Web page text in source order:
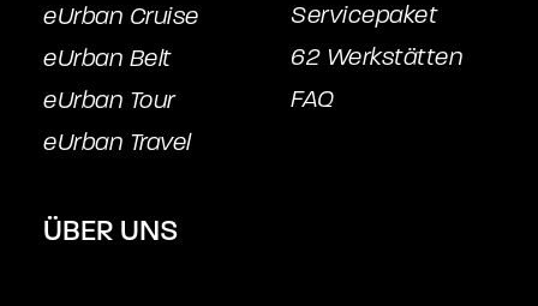
eUrban Cruise
eUrban Belt
eUrban Tour
eUrban Travel
Servicepaket
62 Werkstätten
FAQ
ÜBER UNS